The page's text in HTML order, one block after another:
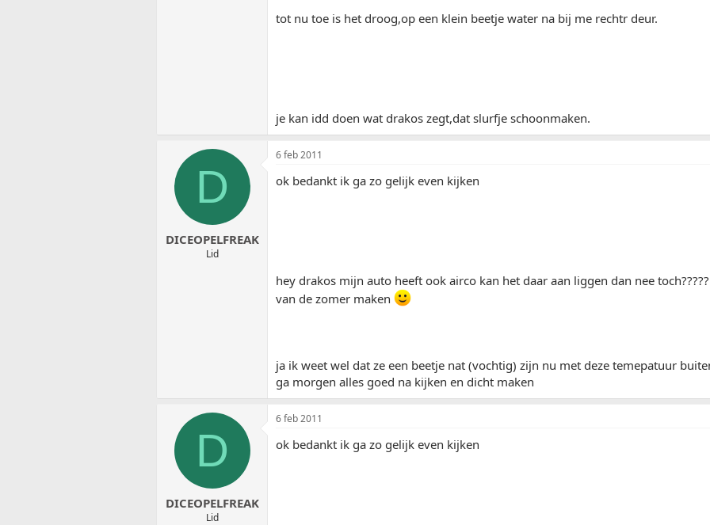
tot nu toe is het droog,op een klein beetje water na bij me rechtr deur.
je kan idd doen wat drakos zegt,dat slurfje schoonmaken.
D
DICEOPELFREAK
Lid
6 feb 2011
ok bedankt ik ga zo gelijk even kijken
hey drakos mijn auto heeft ook airco kan het daar aan liggen dan nee
van de zomer maken
ja ik weet wel dat ze een beetje nat (vochtig) zijn nu met deze temepatuur
ga morgen alles goed na kijken en dicht maken
D
DICEOPELFREAK
Lid
6 feb 2011
ok bedankt ik ga zo gelijk even kijken